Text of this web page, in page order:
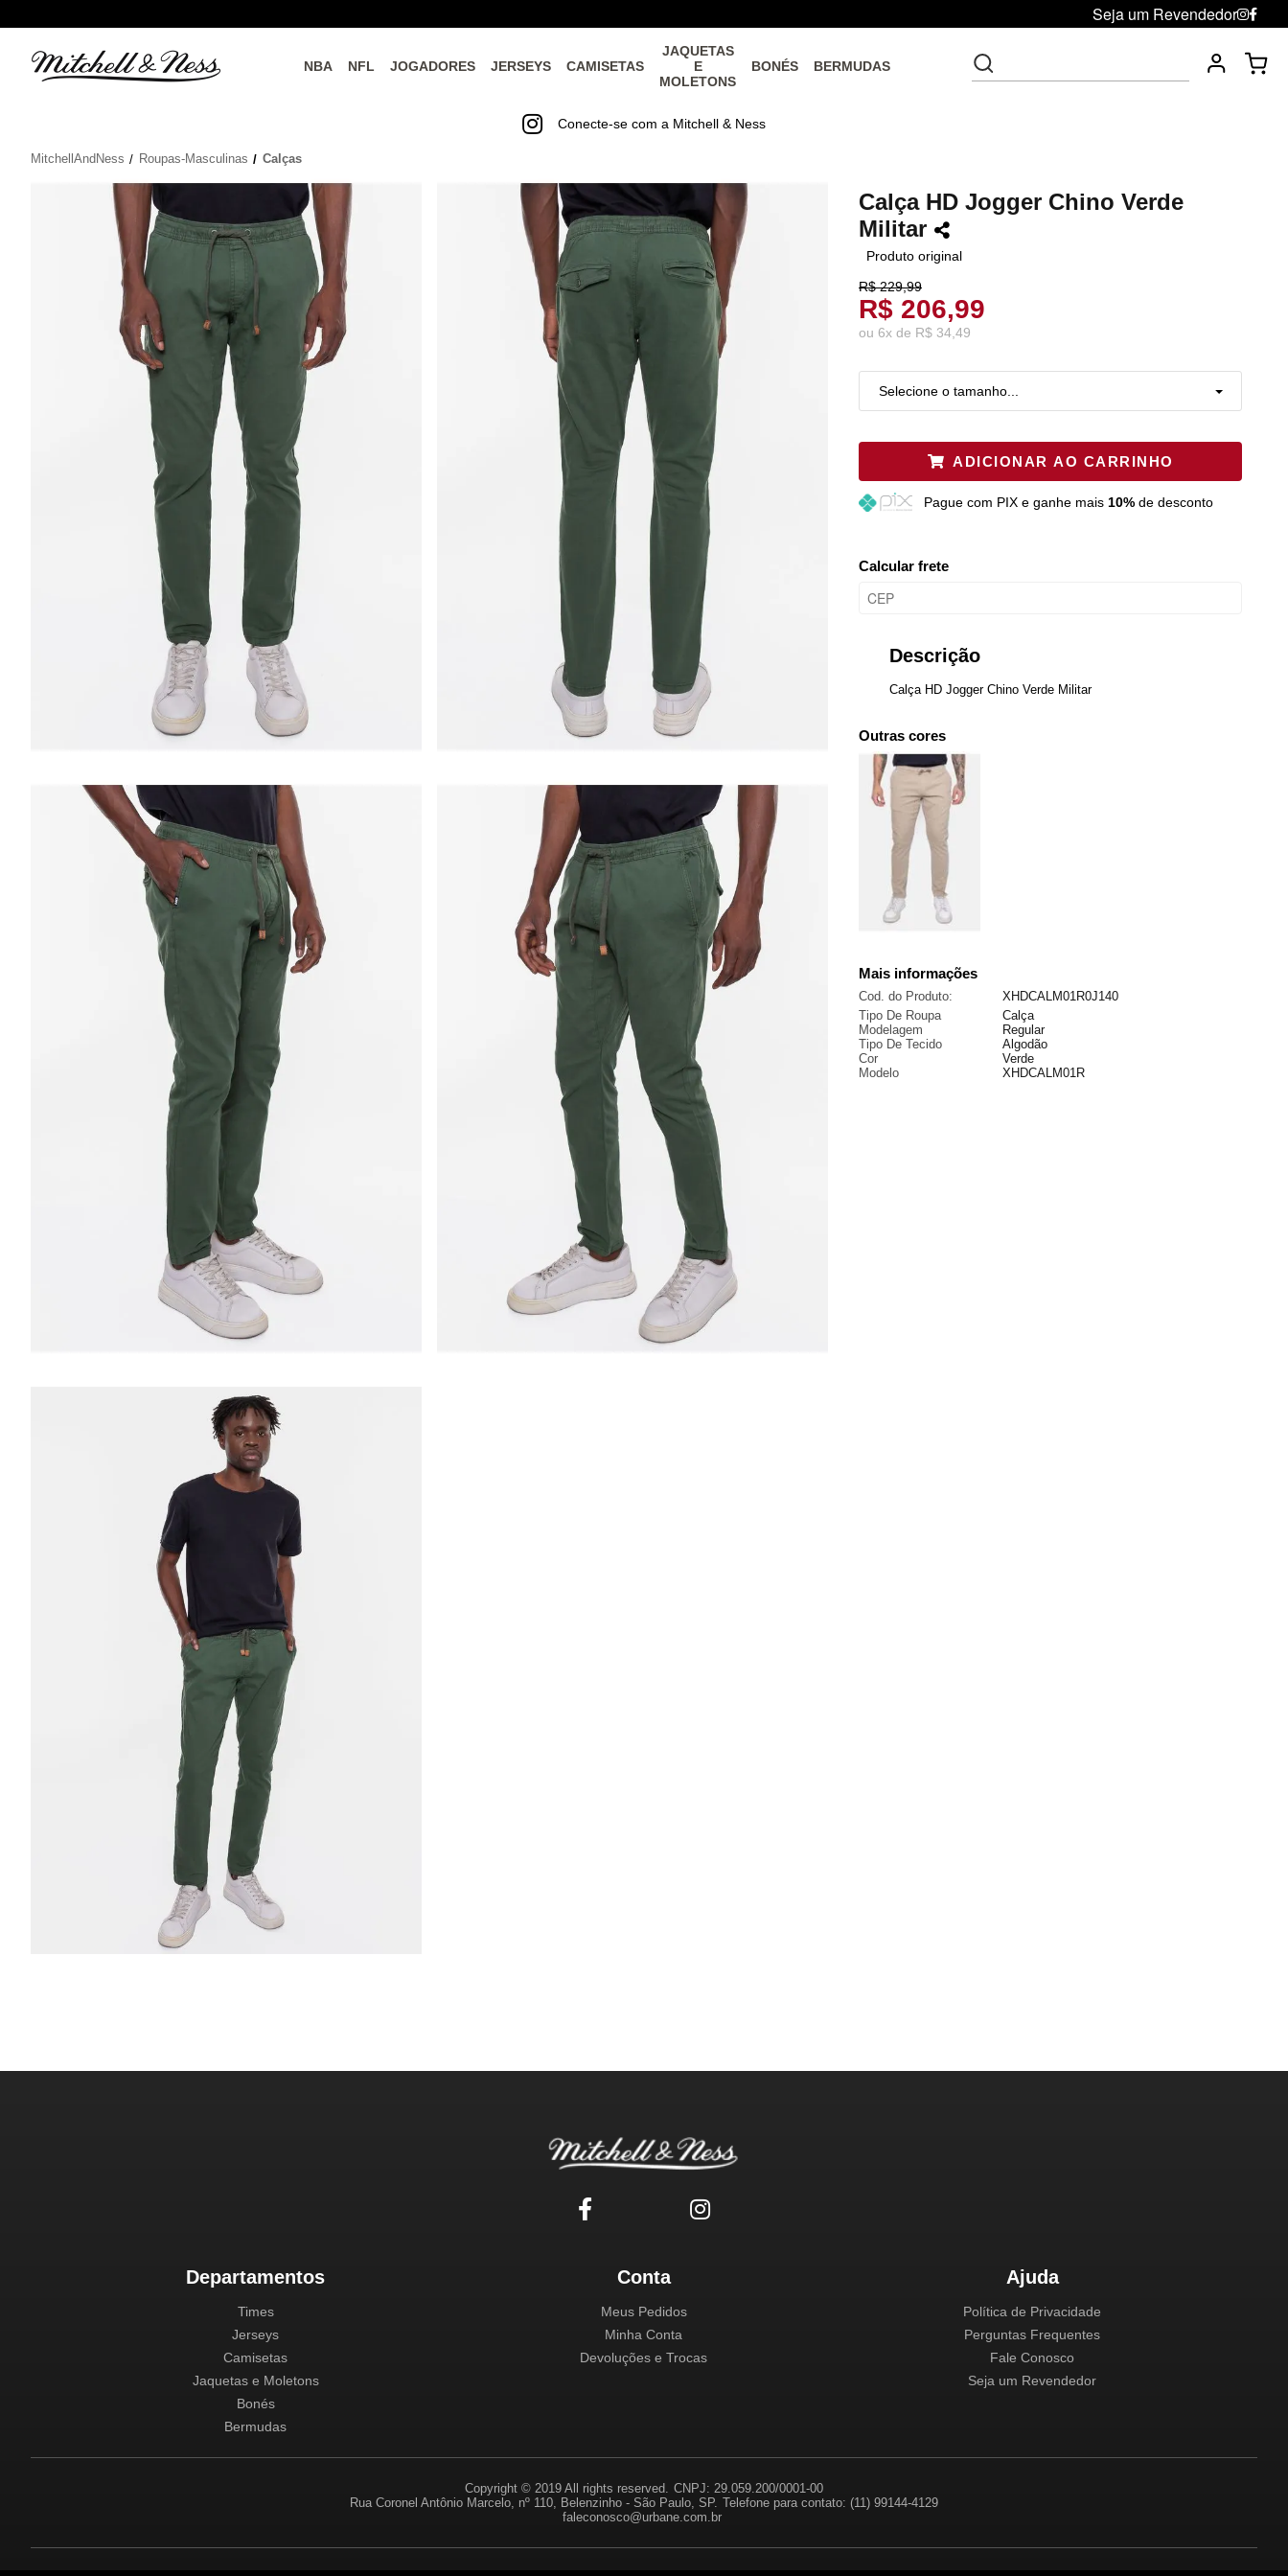
Seja um Revendedor
NBA NFL JOGADORES JERSEYS CAMISETAS
JAQUETAS
E
MOLETONS
BONÉS BERMUDAS
Conecte-se com a Mitchell & Ness
MitchellAndNess Roupas-Masculinas Calças
Calça HD Jogger Chino Verde
Militar
Produto original
R$ 229,99
R$ 206,99
ou 6x de R$ 34,49
Selecione o tamanho...
Resta 1 item
42 Restam mais de 6 itens
ADICIONAR AO CARRINHO
Pague com PIX e ganhe mais 10%de desconto
Calcular frete
Descrição
Calça HD Jogger Chino Verde Militar
Outras cores
Mais informações
Cod. do Produto:
XHDCALM01R0J140
Tipo De Roupa
Calça
Modelagem
Regular
Tipo De Tecido
Algodão
Cor
Verde
Modelo
XHDCALM01R
Departamentos
Times
Jerseys
Camisetas
Jaquetas e Moletons
Bonés
Bermudas
Conta
Meus Pedidos
Minha Conta
Devoluções e Trocas
Ajuda
Política de Privacidade
Perguntas Frequentes
Fale Conosco
Seja um Revendedor
Copyright © 2019 All rights reserved. CNPJ: 29.059.200/0001-00
Rua Coronel Antônio Marcelo, nº 110, Belenzinho - São Paulo, SP. Telefone para contato: (11) 99144-4129
faleconosco@urbane.com.br